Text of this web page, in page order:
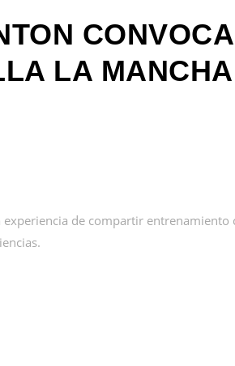
LA
de compartir